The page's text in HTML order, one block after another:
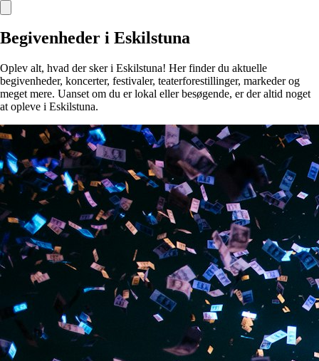
Begivenheder i Eskilstuna
Oplev alt, hvad der sker i Eskilstuna! Her finder du aktuelle
begivenheder, koncerter, festivaler, teaterforestillinger, markeder og
meget mere. Uanset om du er lokal eller besøgende, er der altid noget
at opleve i Eskilstuna.